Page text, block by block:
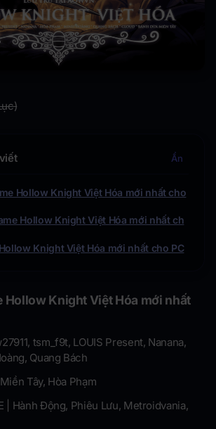
Ẩn
Hollow Knight Việt Hóa mới nhất cho
Hollow Knight Việt Hóa mới nhất ch
Knight Việt Hóa mới nhất cho PC
Hollow Knight Việt Hóa mới nhất
tsm_f9t, LOUIS Present, Nanana,
Quang Bách
Tây, Hòa Phạm
| Hành Động, Phiêu Lưu, Metroidvania,